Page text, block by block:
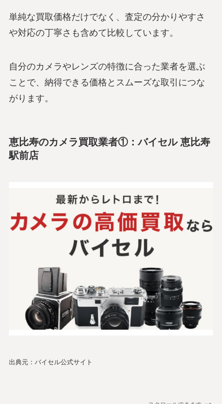
単純な買取価格だけでなく、査定の分かりやすさ
や対応の丁寧さも含めて比較しています。
自分のカメラやレンズの特徴に合った業者を選ぶ
ことで、納得できる価格とスムーズな取引につな
がります。
恵比寿のカメラ買取業者①：バイセル 恵比寿
駅前店
出典元：バイセル公式サイト